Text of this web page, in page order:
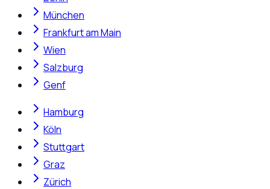
München
Frankfurt am Main
Wien
Salzburg
Genf
Hamburg
Köln
Stuttgart
Graz
Zürich